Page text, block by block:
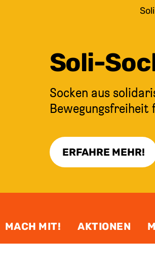
Soli-
Socken aus
Bewegungsfreiheit
ERFAHRE MEHR!
MACH MIT! AKTIONEN